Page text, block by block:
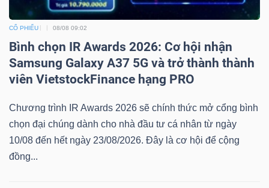
CỔ PHIẾU 08/08 09:02
Bình chọn IR Awards 2026: Cơ hội nhận
Samsung Galaxy A37 5G và trở thành thành
viên VietstockFinance hạng PRO
Chương trình IR Awards 2026 sẽ chính thức mở cổng bình
chọn đại chúng dành cho nhà đầu tư cá nhân từ ngày
10/08 đến hết ngày 23/08/2026. Đây là cơ hội để cộng
đồng...